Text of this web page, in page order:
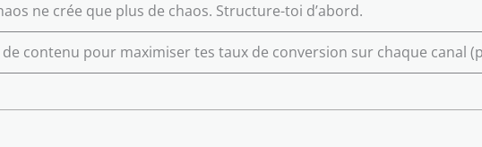
ne crée que plus de chaos. Structure-toi d’abord.
contenu pour maximiser tes taux de conversion sur chaque canal